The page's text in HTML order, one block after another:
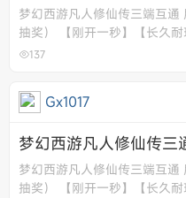
梦幻西游凡人修仙传三端互通
抽奖） 【刚开一秒】【长久耐
137
Gx1017
梦幻西游凡人修仙传三
梦幻西游凡人修仙传三端互通
抽奖） 【刚开一秒】【长久耐